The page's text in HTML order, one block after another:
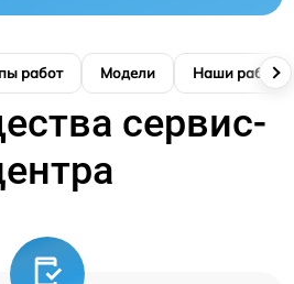
работ Модели Наши работы
сервис-